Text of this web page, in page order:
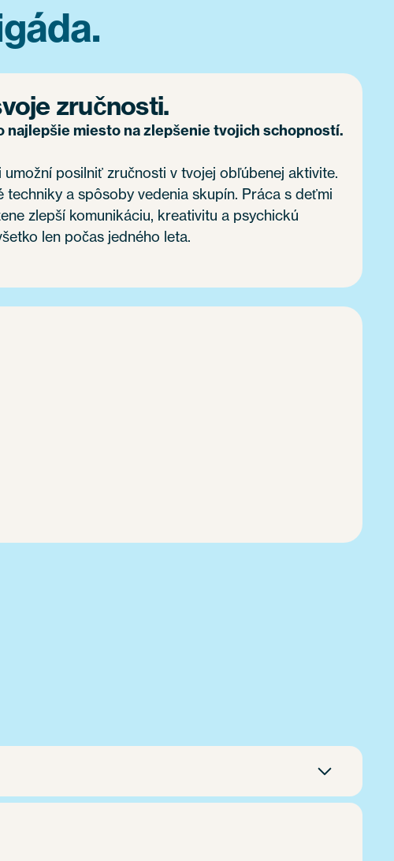
zručnosti.
najlepšie miesto na zlepšenie tvojich schopností.
posilniť zručnosti v tvojej obľúbenej aktivite.
techniky a spôsoby vedenia skupín. Práca s deťmi
zlepší komunikáciu, kreativitu a psychickú
len počas jedného leta.